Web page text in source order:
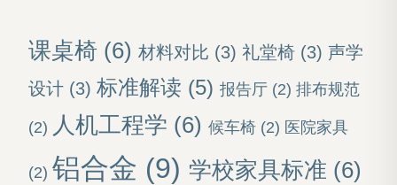
课桌椅 (6) 材料对比 (3) 礼堂椅 (3) 声学
设计 (3) 标准解读 (5) 报告厅 (2) 排布规范
(2) 人机工程学 (6) 候车椅 (2) 医院家具
(2) 铝合金 (9) 学校家具标准 (6)